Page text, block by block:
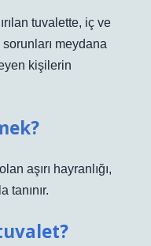
tuvalette, iç ve
sorunları meydana
kişilerin
aşırı hayranlığı,
tanınır.